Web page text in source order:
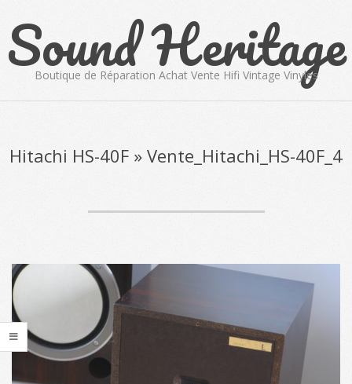
content
Sound Heritage
Boutique de Réparation Achat Vente Hifi Vintage Vinyles
Menu
Hitachi HS-40F » Vente_Hitachi_HS-40F_4